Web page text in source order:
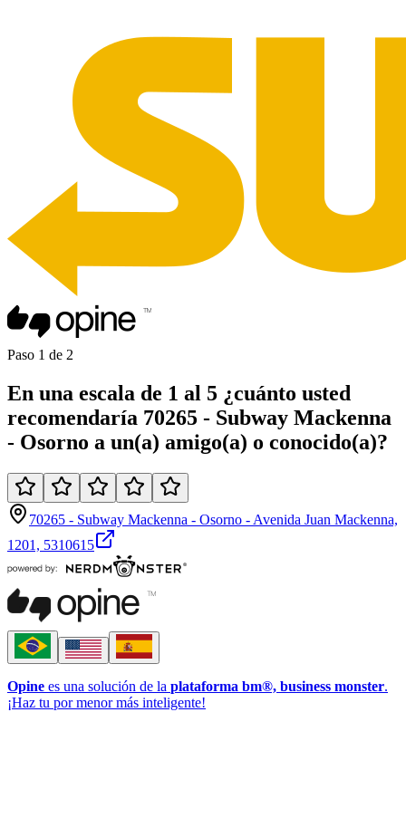
Paso 1 de 2
En una escala de 1 al 5 ¿cuánto usted
recomendaría 70265 - Subway Mackenna
- Osorno a un(a) amigo(a) o conocido(a)?
70265 - Subway Mackenna - Osorno - Avenida Juan Mackenna,
1201, 5310615
Opine es una solución de la plataforma bm®, business monster.
¡Haz tu por menor más inteligente!